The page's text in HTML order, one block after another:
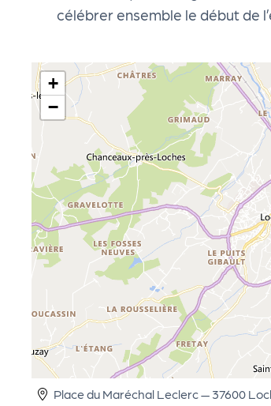
célébrer ensemble le début de
+
−
Place du Maréchal Leclerc — 37600
on
s
P
R
O
G!
P
R
O